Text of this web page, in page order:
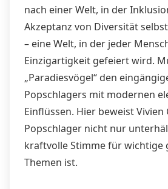
nach einer Welt, in der
Akzeptanz von Diversität
– eine Welt, in der jeder
Einzigartigkeit gefeiert wird.
„Paradiesvögel“ den
Popschlagers mit modernen
Einﬂüssen. Hier beweist Vivien
Popschlager nicht nur
kraftvolle Stimme für wichtige
Themen ist.